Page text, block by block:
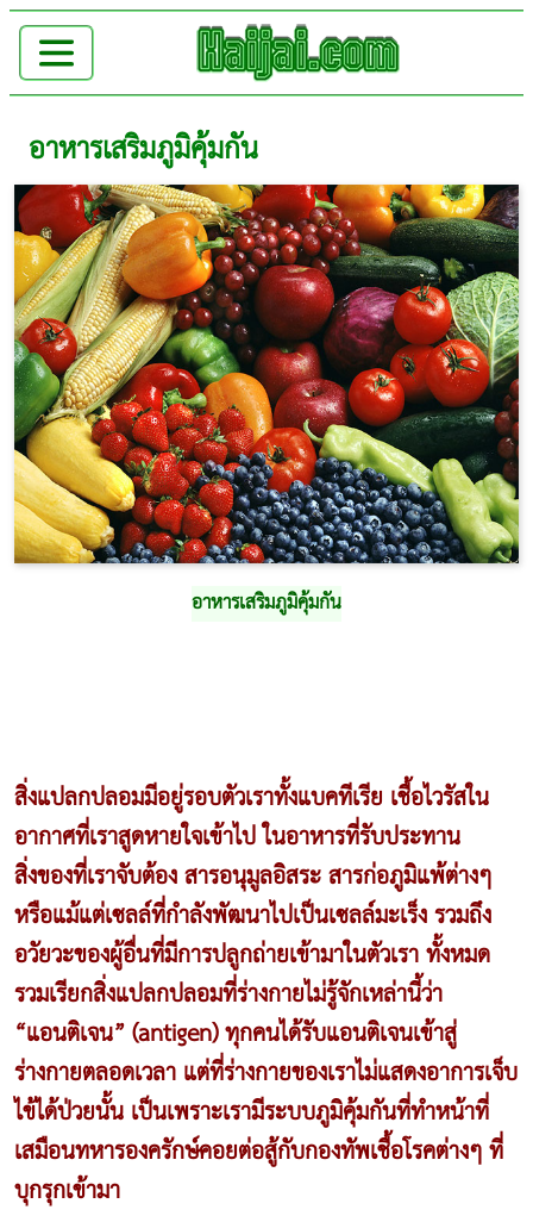
อาหารเสริมภูมิคุ้มกัน
อาหารเสริมภูมิคุ้มกัน
สิ่งแปลกปลอมมีอยู่รอบตัวเราทั้งแบคทีเรีย เชื้อไวรัสใน
อากาศที่เราสูดหายใจเข้าไป ในอาหารที่รับประทาน
สิ่งของที่เราจับต้อง สารอนุมูลอิสระ สารก่อภูมิแพ้ต่างๆ
หรือแม้แต่เซลล์ที่กำลังพัฒนาไปเป็นเซลล์มะเร็ง รวมถึง
อวัยวะของผู้อื่นที่มีการปลูกถ่ายเข้ามาในตัวเรา ทั้งหมด
รวมเรียกสิ่งแปลกปลอมที่ร่างกายไม่รู้จักเหล่านี้ว่า
“แอนติเจน” (antigen) ทุกคนได้รับแอนติเจนเข้าสู่
ร่างกายตลอดเวลา แต่ที่ร่างกายของเราไม่แสดงอาการเจ็บ
ไข้ได้ป่วยนั้น เป็นเพราะเรามีระบบภูมิคุ้มกันที่ทำหน้าที่
เสมือนทหารองครักษ์คอยต่อสู้กับกองทัพเชื้อโรคต่างๆ ที่
บุกรุกเข้ามา